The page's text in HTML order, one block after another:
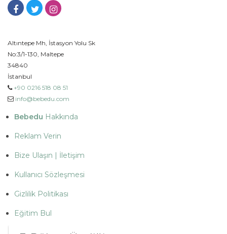
Altıntepe Mh, İstasyon Yolu Sk
No:3/1-130, Maltepe
34840
İstanbul
+90 0216 518 08 51
info@bebedu.com
Bebedu Hakkında
Reklam Verin
Bize Ulaşın | İletişim
Kullanıcı Sözleşmesi
Gizlilik Politikası
Eğitim Bul